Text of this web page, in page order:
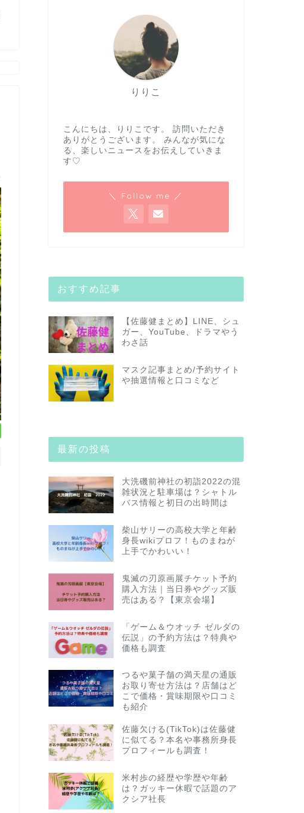
りりこ
こんにちは、りりこです。 訪問いただき
ありがとうございます。 みんなが気にな
る、楽しいニュースをお伝えしていきま
す♡
＼ Follow me ／
おすすめ記事
【佐藤健まとめ】LINE、シュ
ガー、YouTube、ドラマやう
わさ話
マスク記事まとめ/予約サイト
や抽選情報と口コミなど
最新の投稿
大洗磯前神社の初詣2022の混
雑状況と駐車場は？シャトル
バス情報と初日の出時間は
柴山サリーの高校大学と年齢
身長wikiプロフ！ものまねが
上手でかわいい！
鬼滅の刃原画展チケット予約
購入方法｜当日券やグッズ販
売はある？【東京会場】
「ゲーム＆ウオッチ ゼルダの
伝説」の予約方法は？特典や
価格も調査
つるや菓子舗の満天星の通販
お取り寄せ方法は？店舗はど
こで価格・賞味期限や口コミ
も紹介
佐藤欠ける(TikTok)は佐藤健
に似てる？本名や事務所身長
プロフィールも調査！
米村歩の経歴や学歴や年齢
は？ガッキー休暇で話題のア
クシア社長